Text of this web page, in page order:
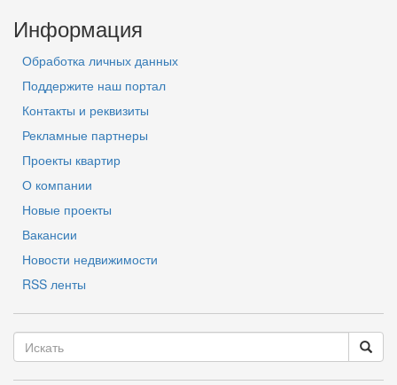
Информация
Обработка личных данных
Поддержите наш портал
Контакты и реквизиты
Рекламные партнеры
Проекты квартир
О компании
Новые проекты
Вакансии
Новости недвижимости
RSS ленты